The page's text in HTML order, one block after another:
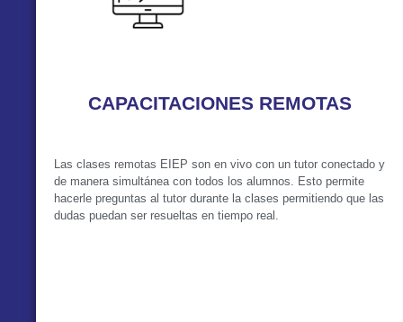
CAPACITACIONES REMOTAS
Las clases remotas EIEP son en vivo con un tutor conectado y
de manera simultánea con todos los alumnos. Esto permite
hacerle preguntas al tutor durante la clases permitiendo que las
dudas puedan ser resueltas en tiempo real.